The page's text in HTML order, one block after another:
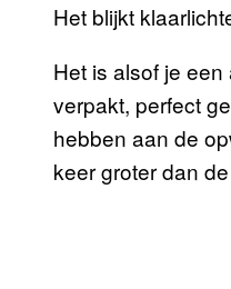
Het blijkt
Het is alsof je
verpakt, perfect
hebben aan de
keer groter dan